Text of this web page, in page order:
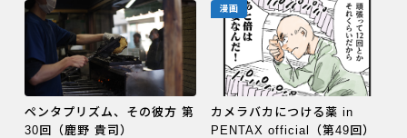
ペンタプリズム、その彼方 第
30回（鹿野 貴司）
漫画
カメラバカにつける薬 in
PENTAX official（第49回）